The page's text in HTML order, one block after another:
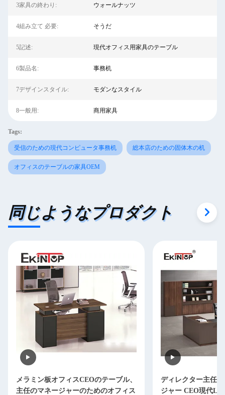
3家具の終わり: ウォールナッツ
4組み立て 必要: そうだ
5記述: 現代オフィス用家具のテーブル
6製品名: 事務机
7デザインスタイル: モダンなスタイル
8一般用: 商用家具
Tags:
受信のための現代コンピュータ事務机 総本店のための固体木の机
オフィスのテーブルの家具OEM
同じようなプロダクト
メラミン板オフィスCEOのテーブル、
主任のマネージャーのためのオフィス
ディレクター主任
ジャー CEO現代L